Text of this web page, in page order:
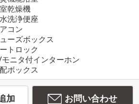
乾燥機
洗浄便座
コン
ーズボックス
トロック
モニタ付インターホン
ボックス
加 お問い合わせ